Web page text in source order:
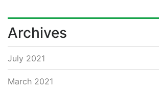
Archives
July 2021
March 2021